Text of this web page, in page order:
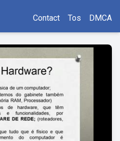
Contact Tos DMCA